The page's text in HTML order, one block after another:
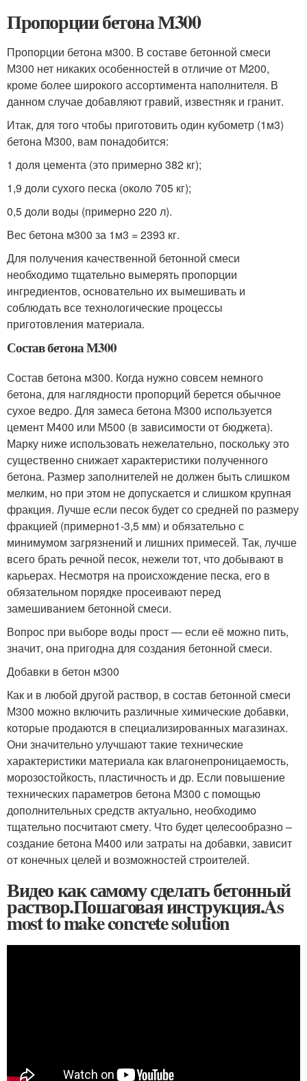
Пропорции бетона М300
Пропорции бетона м300. В составе бетонной смеси
М300 нет никаких особенностей в отличие от М200,
кроме более широкого ассортимента наполнителя. В
данном случае добавляют гравий, известняк и гранит.
Итак, для того чтобы приготовить один кубометр (1м3)
бетона М300, вам понадобится:
1 доля цемента (это примерно 382 кг);
1,9 доли сухого песка (около 705 кг);
0,5 доли воды (примерно 220 л).
Вес бетона м300 за 1м3 = 2393 кг.
Для получения качественной бетонной смеси
необходимо тщательно вымерять пропорции
ингредиентов, основательно их вымешивать и
соблюдать все технологические процессы
приготовления материала.
Состав бетона М300
Состав бетона м300. Когда нужно совсем немного
бетона, для наглядности пропорций берется обычное
сухое ведро. Для замеса бетона М300 используется
цемент М400 или М500 (в зависимости от бюджета).
Марку ниже использовать нежелательно, поскольку это
существенно снижает характеристики полученного
бетона. Размер заполнителей не должен быть слишком
мелким, но при этом не допускается и слишком крупная
фракция. Лучше если песок будет со средней по размеру
фракцией (примерно1-3,5 мм) и обязательно с
минимумом загрязнений и лишних примесей. Так, лучше
всего брать речной песок, нежели тот, что добывают в
карьерах. Несмотря на происхождение песка, его в
обязательном порядке просеивают перед
замешиванием бетонной смеси.
Вопрос при выборе воды прост — если её можно пить,
значит, она пригодна для создания бетонной смеси.
Добавки в бетон м300
Как и в любой другой раствор, в состав бетонной смеси
М300 можно включить различные химические добавки,
которые продаются в специализированных магазинах.
Они значительно улучшают такие технические
характеристики материала как влагонепроницаемость,
морозостойкость, пластичность и др. Если повышение
технических параметров бетона М300 с помощью
дополнительных средств актуально, необходимо
тщательно посчитают смету. Что будет целесообразно –
создание бетона М400 или затраты на добавки, зависит
от конечных целей и возможностей строителей.
Видео как самому сделать бетонный
раствор.Пошаговая инструкция.As
most to make concrete solution